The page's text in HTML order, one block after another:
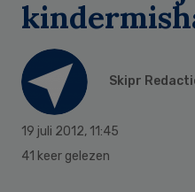
Skipr
19 juli 2012, 11:45
41 keer gelezen